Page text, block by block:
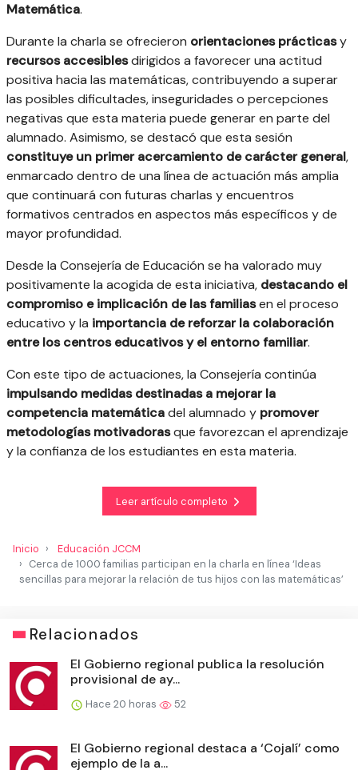
Matemática.
Durante la charla se ofrecieron orientaciones prácticasy
recursos accesiblesdirigidos a favorecer una actitud
positiva hacia las matemáticas, contribuyendo a superar
las posibles dificultades, inseguridades o percepciones
negativas que esta materia puede generar en parte del
alumnado. Asimismo, se destacó que esta sesión
constituye un primer acercamiento de carácter general,
enmarcado dentro de una línea de actuación más amplia
que continuará con futuras charlas y encuentros
formativos centrados en aspectos más específicos y de
mayor profundidad.
Desde la Consejería de Educación se ha valorado muy
positivamente la acogida de esta iniciativa, destacando el
compromiso e implicación de las familiasen el proceso
educativo y la importancia de reforzar la colaboración
entre los centros educativos y el entorno familiar.
Con este tipo de actuaciones, la Consejería continúa
impulsando medidas destinadas a mejorar la
competencia matemáticadel alumnado y promover
metodologías motivadorasque favorezcan el aprendizaje
y la confianza de los estudiantes en esta materia.
Leer artículo completo
Inicio
Educación JCCM
Cerca de 1000 familias participan en la charla en línea ‘Ideas
sencillas para mejorar la relación de tus hijos con las matemáticas’
Relacionados
El Gobierno regional publica la resolución
provisional de ay...
Hace 20 horas 52
El Gobierno regional destaca a ‘Cojalí’ como
ejemplo de la a...